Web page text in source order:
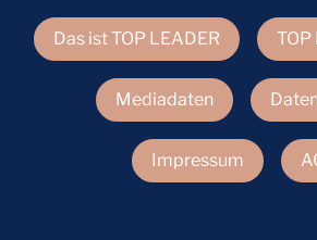
Das ist TOP LEADER TOP
Mediadaten
Impressum